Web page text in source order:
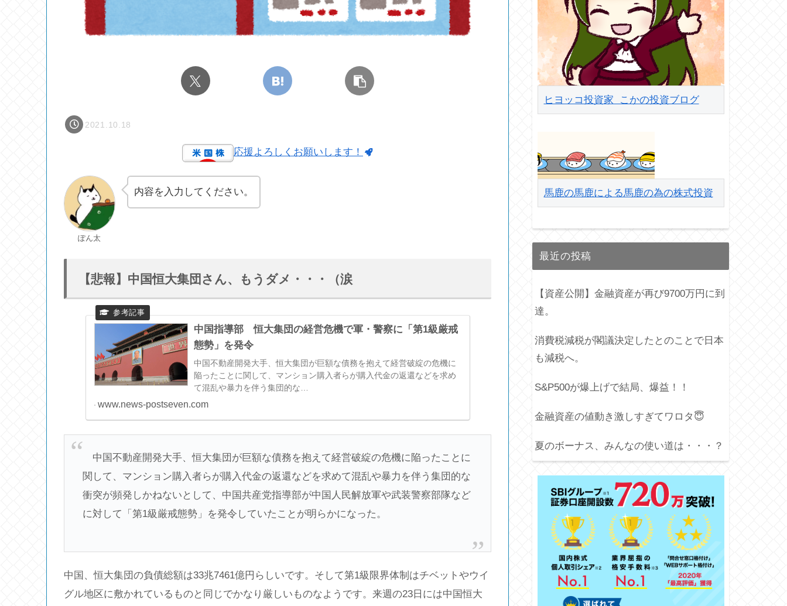
2021.10.18
応援よろしくお願いします！
ぽん太
内容を入力してください。
【悲報】中国恒大集団さん、もうダメ・・・（涙
中国指導部 恒大集団の経営危機で軍・警察に「第1級厳戒
態勢」を発令
中国不動産開発大手、恒大集団が巨額な債務を抱えて経営破綻の危機に
陥ったことに関して、マンション購入者らが購入代金の返還などを求め
て混乱や暴力を伴う集団的な…
www.news-postseven.com
中国不動産開発大手、恒大集団が巨額な債務を抱えて経営破綻の危機に陥ったことに
関して、マンション購入者らが購入代金の返還などを求めて混乱や暴力を伴う集団的な
衝突が頻発しかねないとして、中国共産党指導部が中国人民解放軍や武装警察部隊など
に対して「第1級厳戒態勢」を発令していたことが明らかになった。
中国、恒大集団の負債総額は33兆7461億円らしいです。そして第1級限界体制はチベットやウイ
グル地区に敷かれているものと同じでかなり厳しいものなようです。来週の23日には中国恒大
ヒヨッコ投資家 こかの投資ブログ
馬鹿の馬鹿による馬鹿の為の株式投資
最近の投稿
【資産公開】金融資産が再び9700万円に到
達。
消費税減税が閣議決定したとのことで日本
も減税へ。
S&P500が爆上げで結局、爆益！！
金融資産の値動き激しすぎてワロタ😇
夏のボーナス、みんなの使い道は・・・？